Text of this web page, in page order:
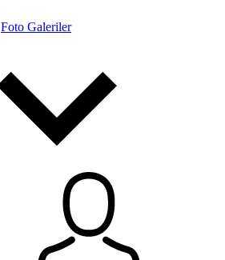
Foto Galeriler